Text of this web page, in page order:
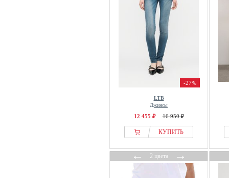
-27%
LTB
Джинсы
12 455 ₽ 16 950 ₽
КУПИТЬ
←2 цвета→